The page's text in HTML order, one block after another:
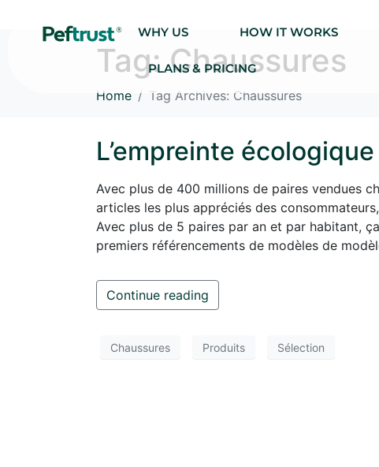
WHY US HOW IT WORKS
PLANS & PRICING
Tag:Chaussures
Home Tag Archives: Chaussures
L’empreinte
Avec plus de 400 millions de paires vendues
articles les plus appréciés des
Avec plus de 5 paires par an et par habitant,
premiers référencements de modèles de
Continue reading
Chaussures Produits Sélection